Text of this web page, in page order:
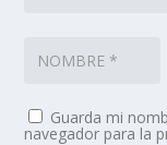
Guarda mi
navegador para la